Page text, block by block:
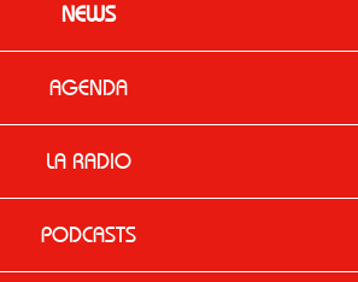
NEWS
AGENDA
LA RADIO
PODCASTS